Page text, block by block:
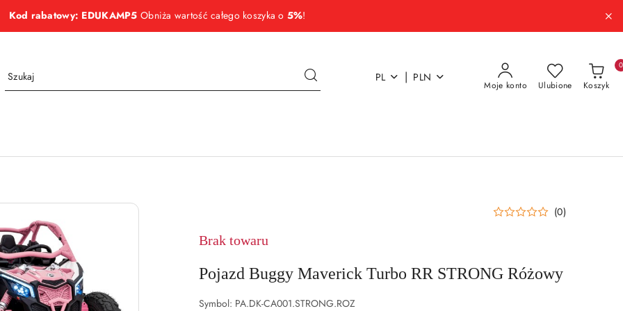
Kod rabatowy: EDUKAMP5 Obniża wartość całego koszyka o 5%!
PL | PLN
Moje konto Ulubione Koszyk
0
AM
(0)
Brak towaru
Pojazd Buggy Maverick Turbo RR STRONG Różowy
Symbol: PA.DK-CA001.STRONG.ROZ